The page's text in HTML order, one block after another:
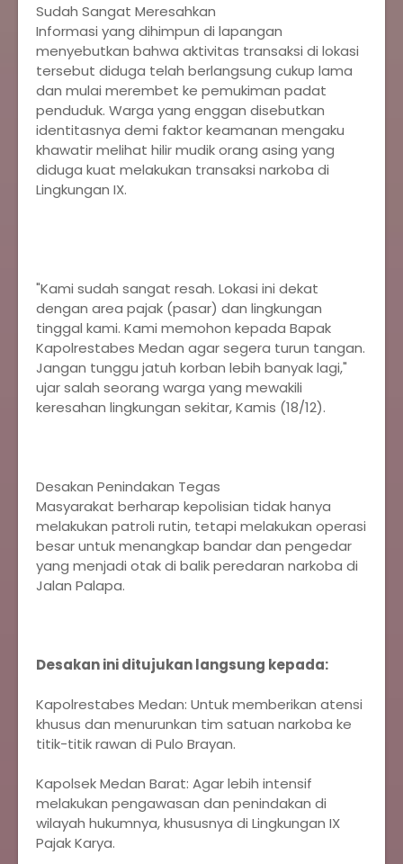
Sudah Sangat Meresahkan
Informasi yang dihimpun di lapangan
menyebutkan bahwa aktivitas transaksi di lokasi
tersebut diduga telah berlangsung cukup lama
dan mulai merembet ke pemukiman padat
penduduk. Warga yang enggan disebutkan
identitasnya demi faktor keamanan mengaku
khawatir melihat hilir mudik orang asing yang
diduga kuat melakukan transaksi narkoba di
Lingkungan IX.
"Kami sudah sangat resah. Lokasi ini dekat
dengan area pajak (pasar) dan lingkungan
tinggal kami. Kami memohon kepada Bapak
Kapolrestabes Medan agar segera turun tangan.
Jangan tunggu jatuh korban lebih banyak lagi,"
ujar salah seorang warga yang mewakili
keresahan lingkungan sekitar, Kamis (18/12).
Desakan Penindakan Tegas
Masyarakat berharap kepolisian tidak hanya
melakukan patroli rutin, tetapi melakukan operasi
besar untuk menangkap bandar dan pengedar
yang menjadi otak di balik peredaran narkoba di
Jalan Palapa.
Desakan ini ditujukan langsung kepada:
Kapolrestabes Medan: Untuk memberikan atensi
khusus dan menurunkan tim satuan narkoba ke
titik-titik rawan di Pulo Brayan.
Kapolsek Medan Barat: Agar lebih intensif
melakukan pengawasan dan penindakan di
wilayah hukumnya, khususnya di Lingkungan IX
Pajak Karya.